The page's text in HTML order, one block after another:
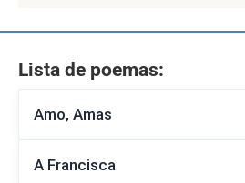
Lista de poemas:
Amo, Amas
A Francisca